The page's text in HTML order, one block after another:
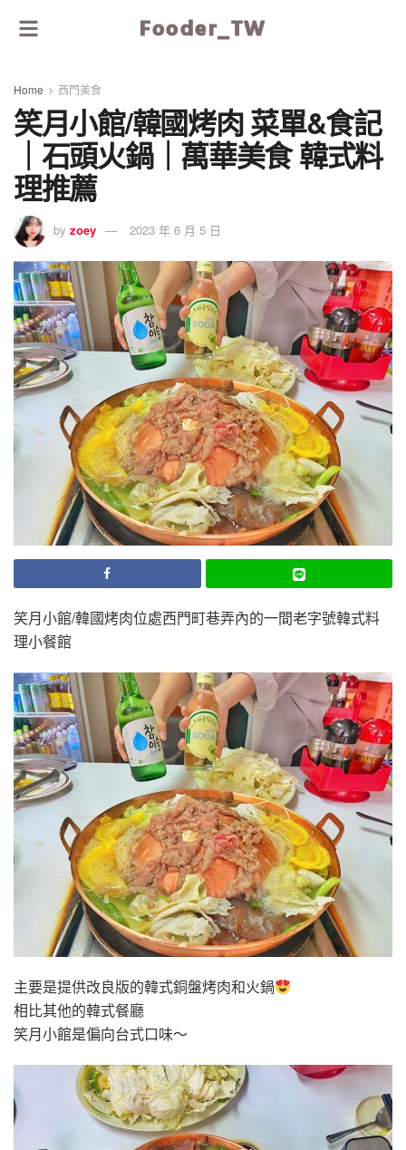
Fooder_TW
Home 西門美食
笑月小館/韓國烤肉 菜單&食記
｜石頭火鍋｜萬華美食 韓式料
理推薦
by zoey 2023 年 6 月 5 日
笑月小館/韓國烤肉位處西門町巷弄內的一間老字號韓式料
理小餐館
主要是提供改良版的韓式銅盤烤肉和火鍋
相比其他的韓式餐廳
笑月小館是偏向台式口味～